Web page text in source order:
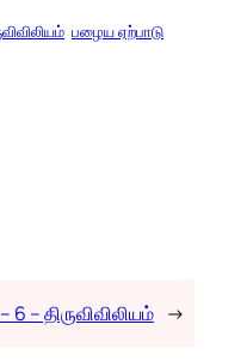
பழைய ஏற்பாடு
– திருவிவிலியம் →